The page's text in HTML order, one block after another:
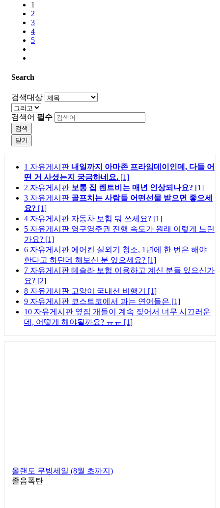
1
2
3
4
5
Search
검색대상
검색어 필수
검색
닫기
1 자유게시판 내일까지 아마존 프라임데이인데, 다들 어
떤 거 사셨는지 궁금하네요. [1]
2 자유게시판 보통 집 렌트비는 매년 인상되나요? [1]
3 자유게시판 골프치는 사람들 어떤선물 받으면 좋으세
요? [1]
4 자유게시판 자동차 보험 뭐 쓰세요? [1]
5 자유게시판 영구영주권 진행 속도가 원래 이렇게 느린
가요? [1]
6 자유게시판 에어컨 실외기 청소, 1년에 한 번은 해야
한다고 하던데 해보신 분 있으세요? [1]
7 자유게시판 테슬라 보험 이용하고 계신 분들 있으신가
요? [2]
8 자유게시판 고양이 국내선 비행기 [1]
9 자유게시판 코스트코에서 파는 연어들은 [1]
10 자유게시판 옆집 개들이 계속 짖어서 너무 시끄러운
데, 어떻게 해야될까요? ㅠㅠ [1]
올랜도 무빙세일 (8월 초까지)
졸음폭탄